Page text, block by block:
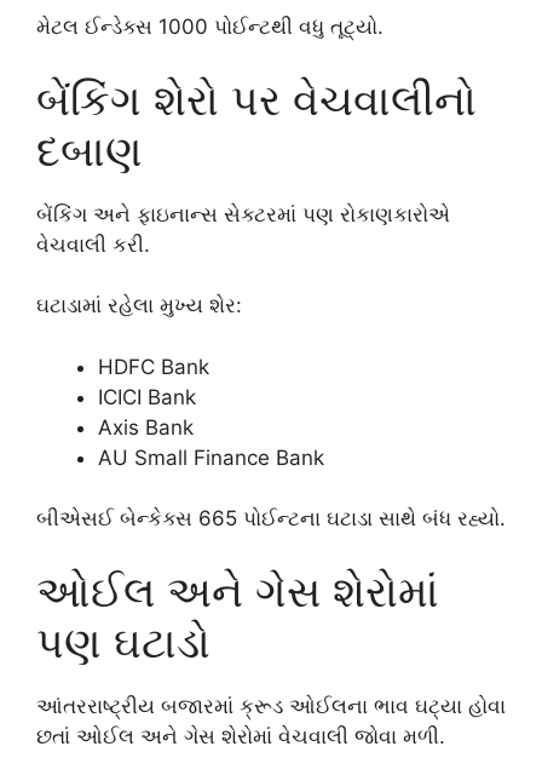
મેટલ ઈન્ડેક્સ 1000 પોઈન્ટથી વધુ તૂટ્યો.
બેંકિંગ શેરો પર વેચવાલીનો
દબાણ
બેંકિંગ અને ફાઇનાન્સ સેક્ટરમાં પણ રોકાણકારોએ
વેચવાલી કરી.
ઘટાડામાં રહેલા મુખ્ય શેર:
HDFC Bank
ICICI Bank
Axis Bank
AU Small Finance Bank
બીએસઈ બેન્કેક્સ 665 પોઈન્ટના ઘટાડા સાથે બંધ રહ્યો.
ઓઈલ અને ગેસ શેરોમાં
પણ ઘટાડો
આંતરરાષ્ટ્રીય બજારમાં ક્રૂડ ઓઈલના ભાવ ઘટ્યા હોવા
છતાં ઓઈલ અને ગેસ શેરોમાં વેચવાલી જોવા મળી.